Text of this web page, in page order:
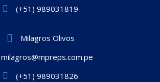
(+51) 989031819
Milagros Olivos
milagros@mpreps.com.pe
(+51) 989031826